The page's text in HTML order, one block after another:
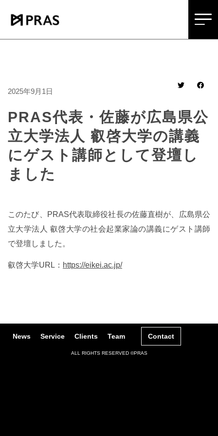
2025年9月1日
PRAS代表・佐藤が広島県公
立大学法人 叡啓大学の講義
にゲスト講師として登壇し
ました
このたび、PRAS代表取締役社長の佐藤直樹が、広島県公
立大学法人 叡啓大学の社会起業家論の講義にゲスト講師
で登壇しました。
叡啓大学URL： https://eikei.ac.jp/
ALL RIGHTS RESERVED ©️PRAS
News Service Clients Team Contact